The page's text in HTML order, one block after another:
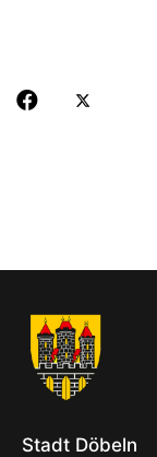
Stadt Döbeln